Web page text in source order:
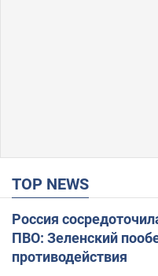
TOP NEWS
Россия
ПВО: Зеленский
противодействия